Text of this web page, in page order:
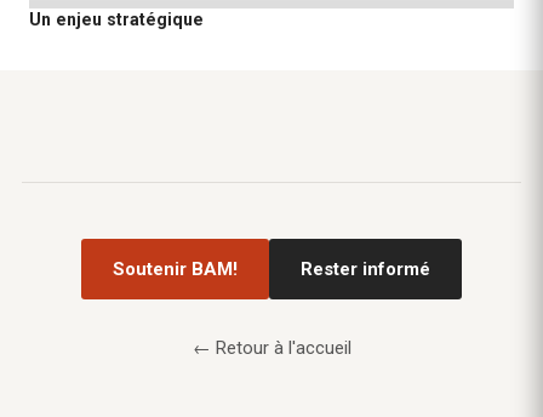
Un enjeu stratégique
Soutenir BAM! Rester informé
← Retour à l'accueil